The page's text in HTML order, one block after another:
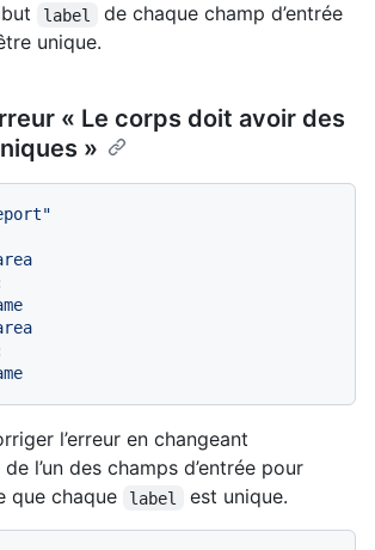
label
de chaque champ d’entrée
unique.
« Le corps doit avoir des
»
l’erreur en changeant
de l’un des champs d’entrée pour
que chaque
label est unique.